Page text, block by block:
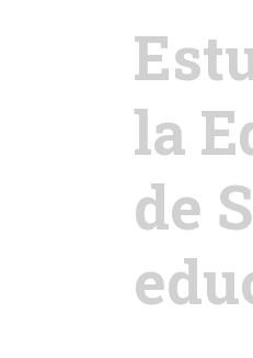
la
de